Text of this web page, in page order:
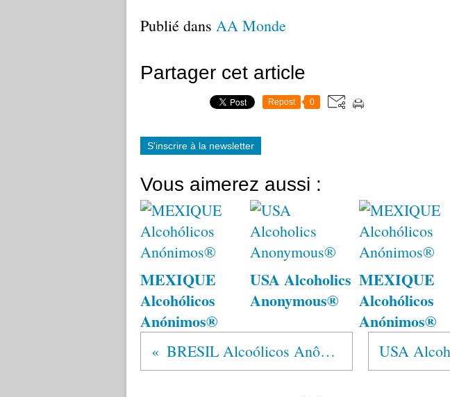
Publié dans AA Monde
Partager cet article
Repost 0
S'inscrire à la newsletter
Vous aimerez aussi :
MEXIQUE
Alcohólicos
Anónimos®
USA Alcoholics
Anonymous®
MEXIQUE
Alcohólicos
Anónimos®
BRESIL Alcoólicos Anônimos®